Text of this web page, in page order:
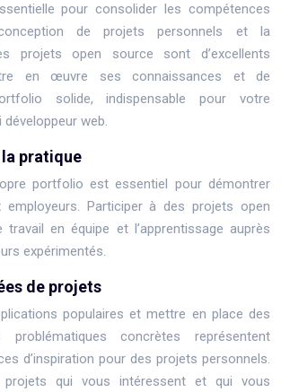
pour consolider les compétences
de projets personnels et la
projets open source sont d’excellents
en œuvre ses connaissances et de
solide, indispensable pour votre
développeur web.
pratique
portfolio est essentiel pour démontrer
employeurs. Participer à des projets open
en équipe et l’apprentissage auprès
expérimentés.
de projets
populaires et mettre en place des
concrètes représentent
d’inspiration pour des projets personnels.
projets qui vous intéressent et qui vous